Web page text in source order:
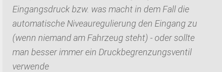
Eingangsdruck bzw. was macht in dem Fall die
automatische Niveauregulierung den Eingang zu
(wenn niemand am Fahrzeug steht) - oder sollte
man besser immer ein Druckbegrenzungsventil
verwende